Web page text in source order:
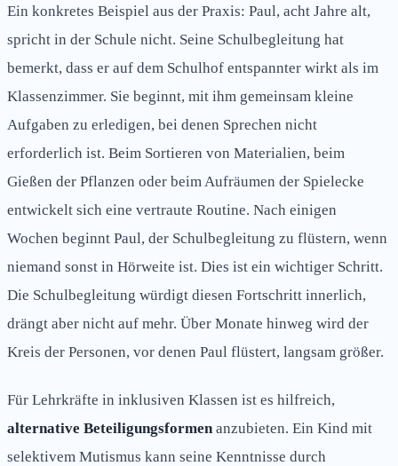
Ein konkretes Beispiel aus der Praxis: Paul, acht Jahre alt,
spricht in der Schule nicht. Seine Schulbegleitung hat
bemerkt, dass er auf dem Schulhof entspannter wirkt als im
Klassenzimmer. Sie beginnt, mit ihm gemeinsam kleine
Aufgaben zu erledigen, bei denen Sprechen nicht
erforderlich ist. Beim Sortieren von Materialien, beim
Gießen der Pflanzen oder beim Aufräumen der Spielecke
entwickelt sich eine vertraute Routine. Nach einigen
Wochen beginnt Paul, der Schulbegleitung zu flüstern, wenn
niemand sonst in Hörweite ist. Dies ist ein wichtiger Schritt.
Die Schulbegleitung würdigt diesen Fortschritt innerlich,
drängt aber nicht auf mehr. Über Monate hinweg wird der
Kreis der Personen, vor denen Paul flüstert, langsam größer.
Für Lehrkräfte in inklusiven Klassen ist es hilfreich,
alternative Beteiligungsformenanzubieten. Ein Kind mit
selektivem Mutismus kann seine Kenntnisse durch